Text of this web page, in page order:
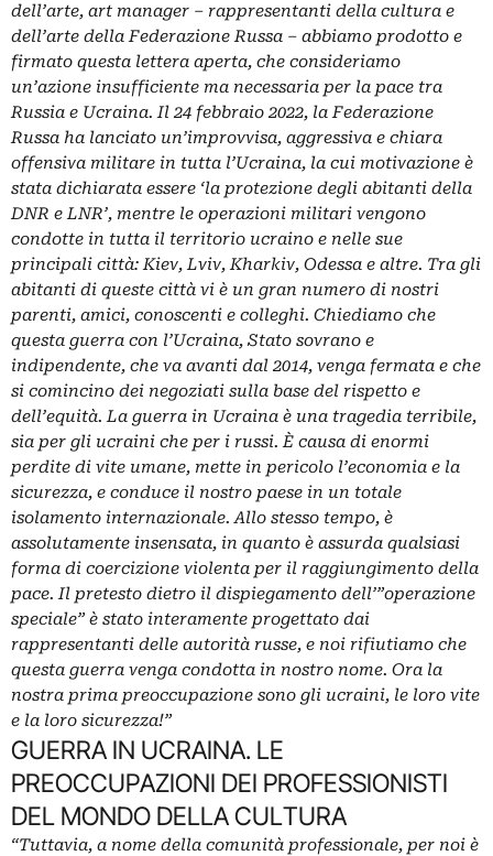
dell’arte, art manager – rappresentanti della cultura e
dell’arte della Federazione Russa – abbiamo prodotto e
firmato questa lettera aperta, che consideriamo
un’azione insufficiente ma necessaria per la pace tra
Russia e Ucraina.Il 24 febbraio 2022, la Federazione
Russa ha lanciato un’improvvisa, aggressiva e chiara
offensiva militare in tutta l’Ucraina, la cui motivazione è
stata dichiarata essere ‘la protezione degli abitanti della
DNR e LNR’, mentre le operazioni militari vengono
condotte in tutta il territorio ucraino e nelle sue
principali città: Kiev, Lviv, Kharkiv, Odessa e altre. Tra gli
abitanti di queste città vi è un gran numero di nostri
parenti, amici, conoscenti e colleghi. Chiediamo che
questa guerra con l’Ucraina, Stato sovrano e
indipendente, che va avanti dal 2014, venga fermata e che
si comincino dei negoziati sulla base del rispetto e
dell’equità.La guerra in Ucraina è una tragedia terribile,
sia per gli ucraini che per i russi. È causa di enormi
perdite di vite umane, mette in pericolo l’economia e la
sicurezza, e conduce il nostro paese in un totale
isolamento internazionale. Allo stesso tempo, è
assolutamente insensata, in quanto è assurda qualsiasi
forma di coercizione violenta per il raggiungimento della
pace. Il pretesto dietro il dispiegamento dell’”operazione
speciale” è stato interamente progettato dai
rappresentanti delle autorità russe, e noi rifiutiamo che
questa guerra venga condotta in nostro nome. Ora la
nostra prima preoccupazione sono gli ucraini, le loro vite
e la loro sicurezza!”
GUERRA IN UCRAINA. LE
PREOCCUPAZIONI DEI PROFESSIONISTI
DEL MONDO DELLA CULTURA
“Tuttavia, a nome della comunità professionale, per noi è